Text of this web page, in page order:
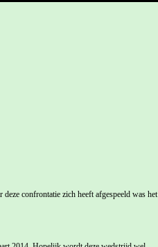
confrontatie zich heeft afgespeeld was het